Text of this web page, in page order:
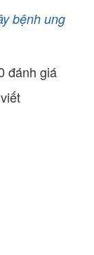
bệnh ung
đánh giá